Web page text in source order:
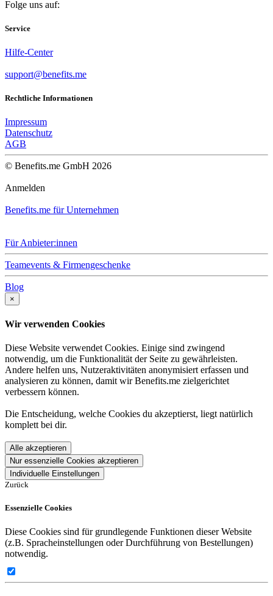
Folge uns auf:
Service
Hilfe-Center
support@benefits.me
Rechtliche Informationen
Impressum
Datenschutz
AGB
© Benefits.me GmbH 2026
Anmelden
Benefits.me für Unternehmen
Für Anbieter:innen
Teamevents & Firmengeschenke
Blog
×
Wir verwenden Cookies
Diese Website verwendet Cookies. Einige sind zwingend
notwendig, um die Funktionalität der Seite zu gewährleisten.
Andere helfen uns, Nutzeraktivitäten anonymisiert erfassen und
analysieren zu können, damit wir Benefits.me zielgerichtet
verbessern können.
Die Entscheidung, welche Cookies du akzeptierst, liegt natürlich
komplett bei dir.
Alle akzeptieren
Nur essenzielle Cookies akzeptieren
Individuelle Einstellungen
Zurück
Essenzielle Cookies
Diese Cookies sind für grundlegende Funktionen dieser Website
(z.B. Spracheinstellungen oder Durchführung von Bestellungen)
notwendig.